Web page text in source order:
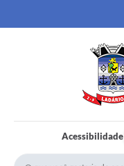
Acessibilidade